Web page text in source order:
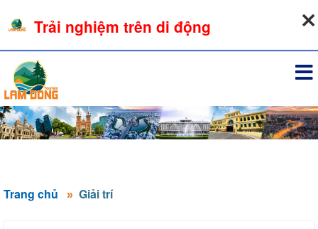
Trang chủ Giải trí
Trải nghiệm trên di động